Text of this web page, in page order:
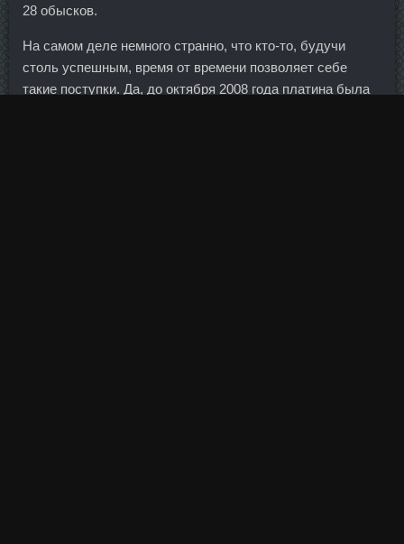
28 обысков.
На самом деле немного странно, что кто-то, будучи
столь успешным, время от времени позволяет себе
такие поступки. Да, до октября 2008 года платина была